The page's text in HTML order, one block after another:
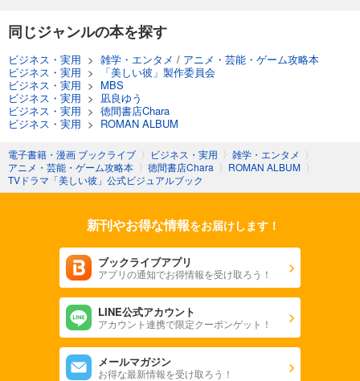
同じジャンルの本を探す
ビジネス・実用 > 雑学・エンタメ / アニメ・芸能・ゲーム攻略本
ビジネス・実用 >
「美しい彼」製作委員会
ビジネス・実用 > MBS
ビジネス・実用 > 凪良ゆう
ビジネス・実用 > 徳間書店Chara
ビジネス・実用 > ROMAN ALBUM
電子書籍・漫画 ブックライブ 〉 ビジネス・実用 〉 雑学・エンタメ 〉
アニメ・芸能・ゲーム攻略本 〉 徳間書店Chara 〉 ROMAN ALBUM 〉
TVドラマ「美しい彼」公式ビジュアルブック
新刊やお得な情報をお届けします！
ブックライブアプリ
アプリの通知でお得情報を受け取ろう！
LINE公式アカウント
アカウント連携で限定クーポンゲット！
メールマガジン
お得な最新情報を受け取ろう！